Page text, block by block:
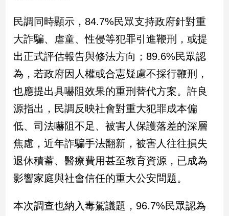
會
點
觀
點
兩
岸/
際
社
會/
地
新
民調同時顯示，84.7%民眾支持政府針對重
大詐騙、虐童、性侵等犯罪引進鞭刑，或提
出正式評估報告與修法方向；89.6%民眾認
為，若政府因人權或合憲疑慮不採行鞭刑，
也應提出具嚇阻效果的重刑替代方案。許良
源指出，民調反映社會對重大犯罪成本偏
低、司法嚇阻不足、被害人保護落差的深層
焦慮，近年詐騙手法翻新，被害人往往損失
退休積蓄、醫療費用甚至教育資源，已成為
影響家庭與社會信任的重大公安問題。
本次調查也納入毒駕議題，96.7%民眾認為